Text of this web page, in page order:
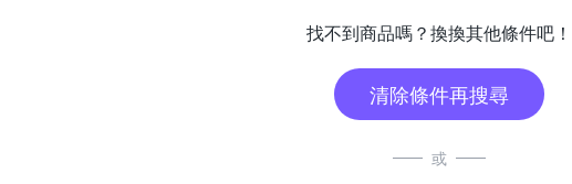
找不到商品嗎？換換其他條件吧！
清除條件再搜尋
或